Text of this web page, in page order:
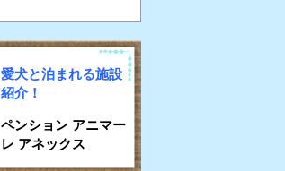
愛犬と泊まれる施設
紹介！
ペンション アニマー
レ アネックス